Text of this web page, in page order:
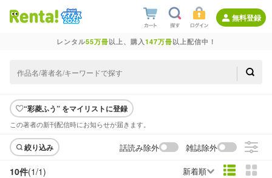
無料登録
レンタル55万冊以上、購入147万冊以上配信中！
“彩菱ふう” をマイリストに登録
この著者の新刊配信時にお知らせが届きます。
絞り込み 話読み除外 雑誌除外
10件(1/1) 新着順